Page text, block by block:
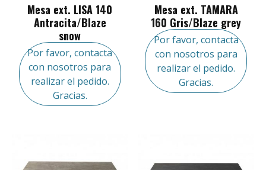
Mesa ext. LISA 140
Antracita/Blaze
snow
Por favor, contacta
con nosotros para
realizar el pedido.
Gracias.
Mesa ext. TAMARA
160 Gris/Blaze grey
Por favor, contacta
con nosotros para
realizar el pedido.
Gracias.